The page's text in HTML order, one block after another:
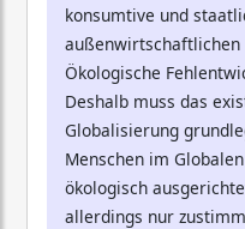
konsumtive und
außenwirtschaftlichen
Ökologische
Deshalb muss das
Globalisierung
Menschen im
ökologisch
allerdings nur